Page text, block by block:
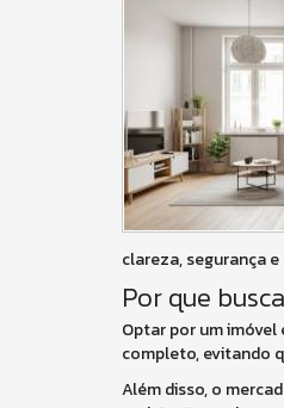
clareza, segurança
Por que
Optar por um
completo, evitando
Além disso, o